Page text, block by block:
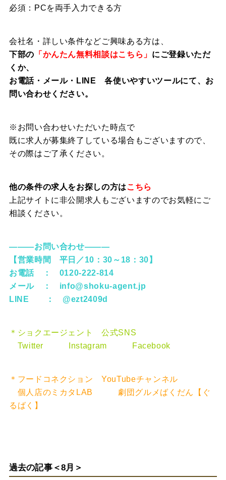
必須：PCを両手入力できる方
会社名・詳しい条件などご興味ある方は、
下部の 「かんたん無料相談はこちら」 にご登録いただ
くか、
お電話・メール・LINE 各使いやすいツールにて、お
問い合わせください。
※お問い合わせいただいた時点で
既に求人が募集終了している場合もございますので、
その際はご了承ください。
他の条件の求人をお探しの方はこちら
上記サイトに非公開求人もございますのでお気軽にご
相談ください。
―――お問い合わせ―――
【営業時間 平日／10：30～18：30】
お電話 ： 0120-222-814
メール ： info@shoku-agent.jp
LINE ： @ezt2409d
＊ショクエージェント 公式SNS
Twitter
Instagram Facebook
＊フードコネクション YouTubeチャンネル
個人店のミカタLAB
劇団グルメばくだん【ぐ
るばく】
過去の記事＜8月＞